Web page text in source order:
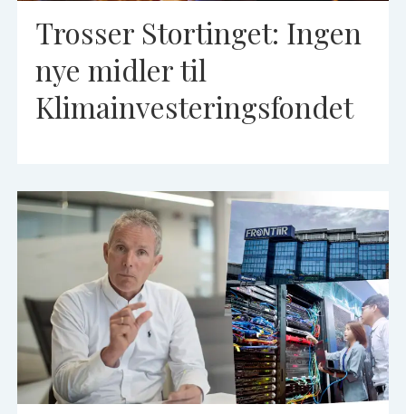
Trosser Stortinget: Ingen
nye midler til
Klimainvesteringsfondet